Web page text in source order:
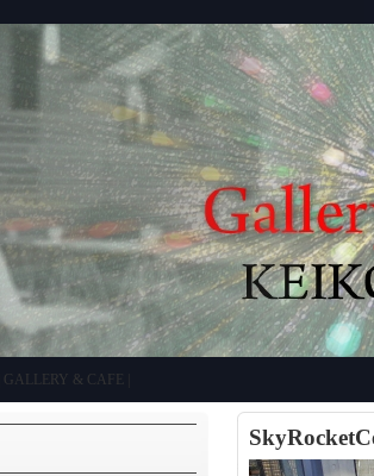
| GALLERY & CAFE |